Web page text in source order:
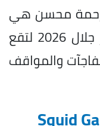
رحمة محسن هي
الضحية الـ17 في برنامج رامز جلال 2026 لتقع
والمواقف